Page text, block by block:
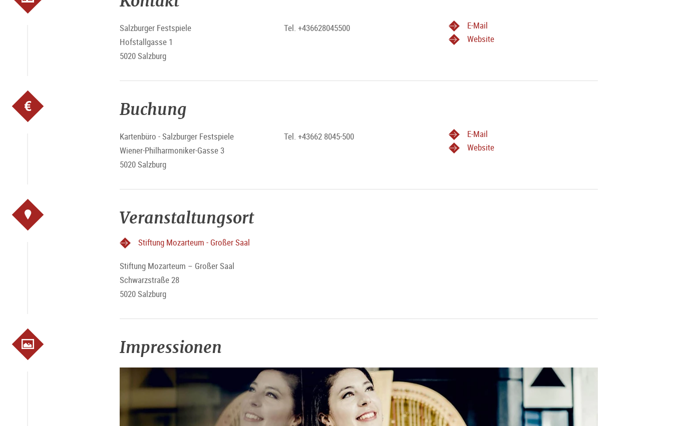
Salzburger Festspiele
Hofstallgasse 1
5020 Salzburg
Tel. +436628045500
E-Mail
Website
Buchung
Kartenbüro - Salzburger Festspiele
Wiener-Philharmoniker-Gasse 3
5020 Salzburg
Tel. +43662 8045-500
E-Mail
Website
Veranstaltungsort
Stiftung Mozarteum - Großer Saal
Stiftung Mozarteum – Großer Saal
Schwarzstraße 28
5020 Salzburg
Impressionen